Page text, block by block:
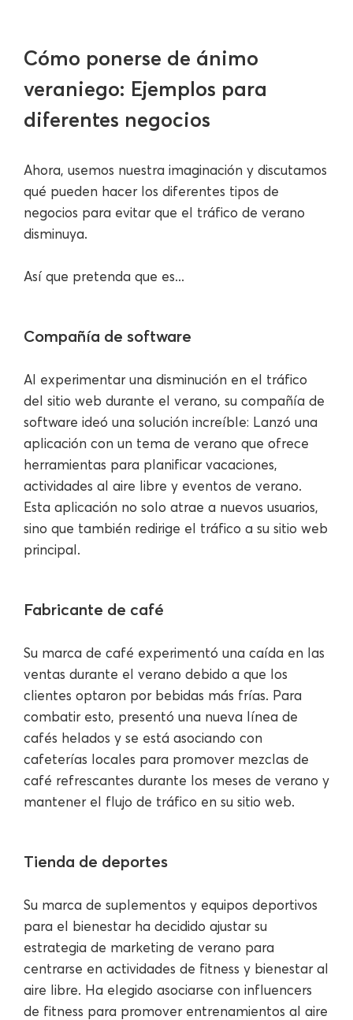
Cómo ponerse de ánimo
veraniego: Ejemplos para
diferentes negocios
Ahora, usemos nuestra imaginación y discutamos
qué pueden hacer los diferentes tipos de
negocios para evitar que el tráfico de verano
disminuya.
Así que pretenda que es...
Compañía de software
Al experimentar una disminución en el tráfico
del sitio web durante el verano, su compañía de
software ideó una solución increíble: Lanzó una
aplicación con un tema de verano que ofrece
herramientas para planificar vacaciones,
actividades al aire libre y eventos de verano.
Esta aplicación no solo atrae a nuevos usuarios,
sino que también redirige el tráfico a su sitio web
principal.
Fabricante de café
Su marca de café experimentó una caída en las
ventas durante el verano debido a que los
clientes optaron por bebidas más frías. Para
combatir esto, presentó una nueva línea de
cafés helados y se está asociando con
cafeterías locales para promover mezclas de
café refrescantes durante los meses de verano y
mantener el flujo de tráfico en su sitio web.
Tienda de deportes
Su marca de suplementos y equipos deportivos
para el bienestar ha decidido ajustar su
estrategia de marketing de verano para
centrarse en actividades de fitness y bienestar al
aire libre. Ha elegido asociarse con influencers
de fitness para promover entrenamientos al aire